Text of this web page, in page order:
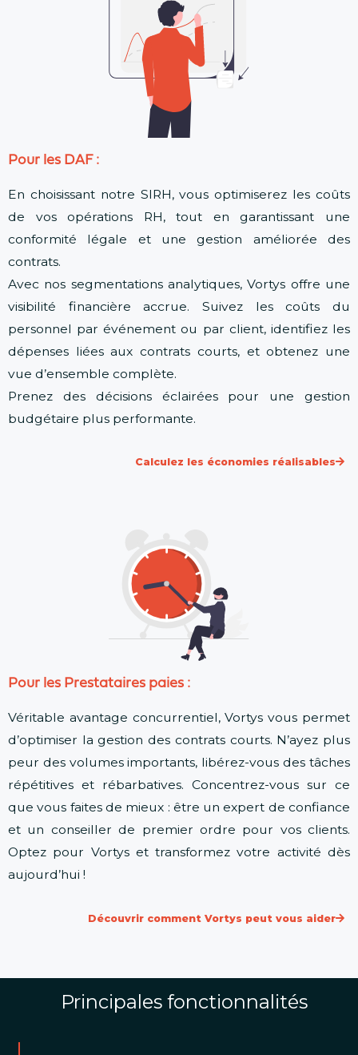
Pour les DAF :
En choisissant notre SIRH, vous optimiserez les coûts
de vos opérations RH, tout en garantissant une
conformité légale et une gestion améliorée des
contrats.
Avec nos segmentations analytiques, Vortys offre une
visibilité financière accrue. Suivez les coûts du
personnel par événement ou par client, identifiez les
dépenses liées aux contrats courts, et obtenez une
vue d’ensemble complète.
Prenez des décisions éclairées pour une gestion
budgétaire plus performante.
Calculez les économies réalisables
Pour les Prestataires paies :
Véritable avantage concurrentiel, Vortys vous permet
d’optimiser la gestion des contrats courts. N’ayez plus
peur des volumes importants, libérez-vous des tâches
répétitives et rébarbatives. Concentrez-vous sur ce
que vous faites de mieux : être un expert de confiance
et un conseiller de premier ordre pour vos clients.
Optez pour Vortys et transformez votre activité dès
aujourd’hui !
Découvrir comment Vortys peut vous aider
Principales fonctionnalités